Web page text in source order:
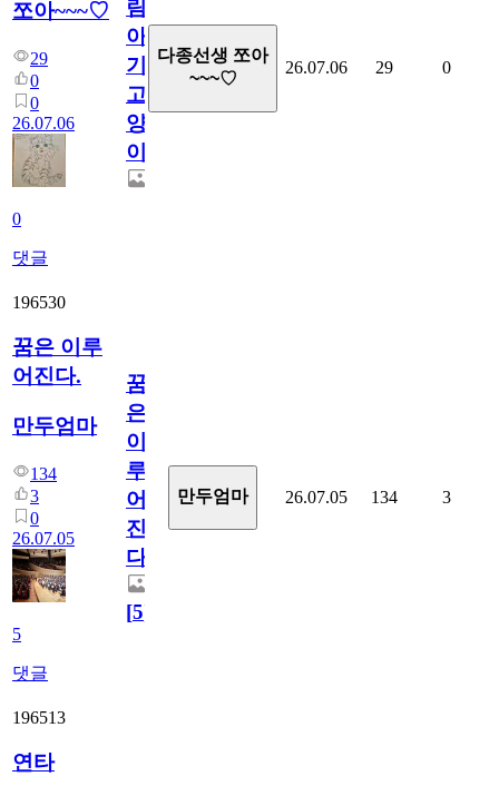
쪼아~~~♡
29
0
0
26.07.06
0
댓글
림...
아
기
고
양
이
다종선생 쪼아
~~~♡
26.07.06 29 0
196530
꿈은 이루
어진다.
만두엄마
134
3
0
26.07.05
5
댓글
꿈
은
이
루
어
진
다.
[5]
만두엄마 26.07.05 134 3
196513
연타